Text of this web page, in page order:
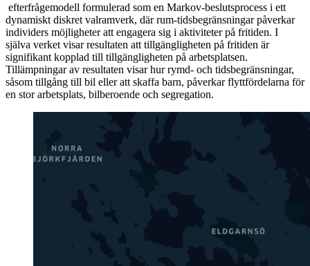
efterfrågemodell formulerad som en Markov-beslutsprocess i ett
dynamiskt diskret valramverk, där rum-tidsbegränsningar påverkar
individers möjligheter att engagera sig i aktiviteter på fritiden. I
själva verket visar resultaten att tillgängligheten på fritiden är
signifikant kopplad till tillgängligheten på arbetsplatsen.
Tillämpningar av resultaten visar hur rymd- och tidsbegränsningar,
såsom tillgång till bil eller att skaffa barn, påverkar flyttfördelarna för
en stor arbetsplats, bilberoende och segregation.